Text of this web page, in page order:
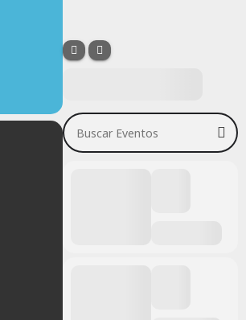
Buscar Eventos